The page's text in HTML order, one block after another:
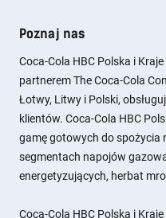
Poznaj nas
Coca-Cola HBC Polska i
partnerem The Coca-Cola
Łotwy, Litwy i Polski,
klientów. Coca-Cola HBC
gamę gotowych do spożycia
segmentach napojów
energetyzujących, herbat
Coca-Cola HBC Polska i